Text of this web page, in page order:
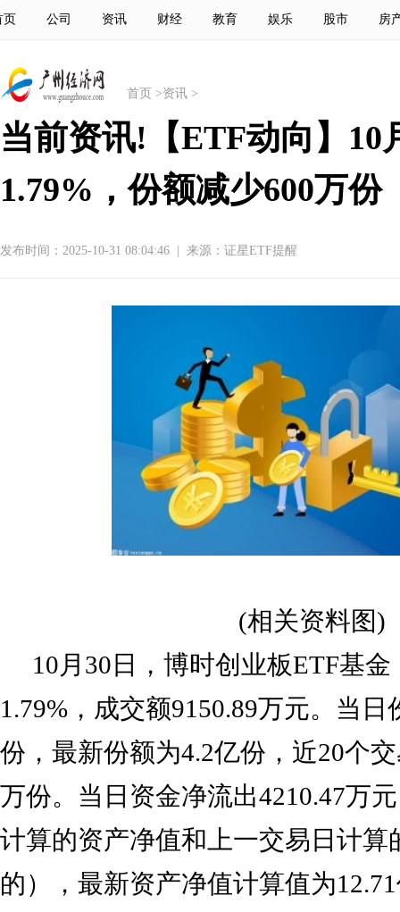
页 公司 资讯 财经 教育 娱乐 股市 房
首页 >资讯 >
当前资讯!【ETF动向】10
1.79%，份额减少600万份
发布时间：2025-10-31 08:04:46 来源：证星ETF提醒
(相关资料图)
10月30日，博时创业板ETF基金
1.79%，成交额9150.89万元。当日
份，最新份额为4.2亿份，近20个
万份。当日资金净流出4210.47万
计算的资产净值和上一交易日计算
的），最新资产净值计算值为